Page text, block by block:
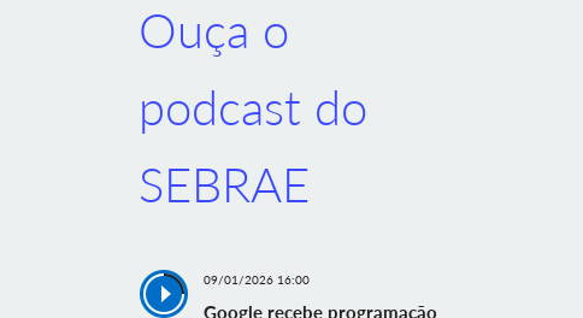
Ouça o
podcast do
SEBRAE
09/01/2026 16:00
Google recebe programação